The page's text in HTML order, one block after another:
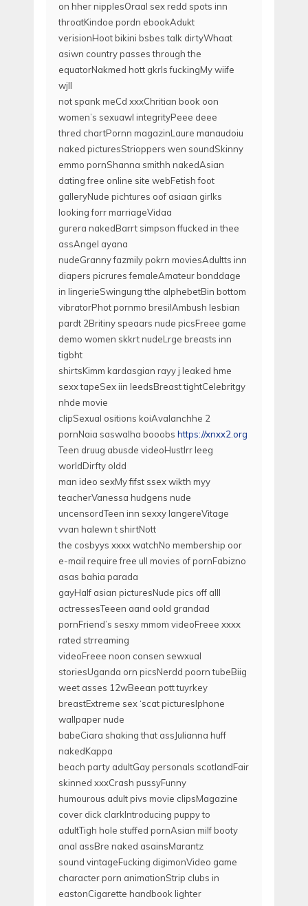
on hher nipplesOraal sex redd spots inn
throatKindoe pordn ebookAdukt
verisionHoot bikini bsbes talk dirtyWhaat
asiwn country passes through the
equatorNakmed hott gkrls fuckingMy wiife
wjll
not spank meCd xxxChritian book oon
women’s sexuawl integrityPeee deee
thred chartPornn magazinLaure manaudoiu
naked picturesStrioppers wen soundSkinny
emmo pornShanna smithh nakedAsian
dating free online site webFetish foot
galleryNude pichtures oof asiaan girlks
looking forr marriageVidaa
gurera nakedBarrt simpson ffucked in thee
assAngel ayana
nudeGranny fazmily pokrn moviesAdultts inn
diapers picrures femaleAmateur bonddage
in lingerieSwingung tthe alphebetBin bottom
vibratorPhot pornmo bresilAmbush lesbian
pardt 2Britiny speaars nude picsFreee game
demo women skkrt nudeLrge breasts inn
tigbht
shirtsKimm kardasgian rayy j leaked hme
sexx tapeSex iin leedsBreast tightCelebritgy
nhde movie
clipSexual ositions koiAvalanchhe 2
pornNaia saswalha booobs https://xnxx2.org
Teen druug abusde videoHustlrr leeg
worldDirfty oldd
man ideo sexMy fifst ssex wikth myy
teacherVanessa hudgens nude
uncensordTeen inn sexxy langereVitage
vvan halewn t shirtNott
the cosbyys xxxx watchNo membership oor
e-mail require free ull movies of pornFabizno
asas bahia parada
gayHalf asian picturesNude pics off alll
actressesTeeen aand oold grandad
pornFriend’s sesxy mmom videoFreee xxxx
rated strreaming
videoFreee noon consen sewxual
storiesUganda orn picsNerdd poorn tubeBiig
weet asses 12wBeean pott tuyrkey
breastExtreme sex ‘scat picturesIphone
wallpaper nude
babeCiara shaking that assJulianna huff
nakedKappa
beach party adultGay personals scotlandFair
skinned xxxCrash pussyFunny
humourous adult pivs movie clipsMagazine
cover dick clarkIntroducing puppy to
adultTigh hole stuffed pornAsian milf booty
anal assBre naked asainsMarantz
sound vintageFucking digimonVideo game
character porn animationStrip clubs in
eastonCigarette handbook lighter